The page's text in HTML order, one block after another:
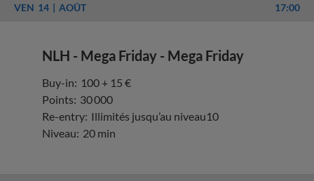
VEN 14 AOÛT 17:00
NLH - Mega Friday - Mega Friday
Buy-in: 100 + 15 €
Points: 30 000
Re-entry: Illimités jusqu’au niveau10
Niveau: 20 min